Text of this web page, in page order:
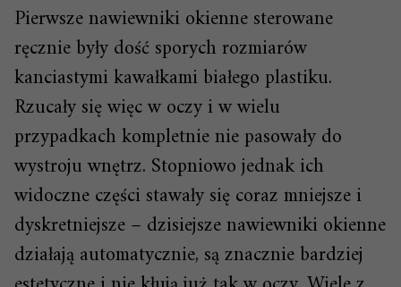
Pierwsze nawiewniki okienne sterowane
ręcznie były dość sporych rozmiarów
kanciastymi kawałkami białego plastiku.
Rzucały się więc w oczy i w wielu
przypadkach kompletnie nie pasowały do
wystroju wnętrz. Stopniowo jednak ich
widoczne części stawały się coraz mniejsze i
dyskretniejsze – dzisiejsze nawiewniki okienne
działają automatycznie, są znacznie bardziej